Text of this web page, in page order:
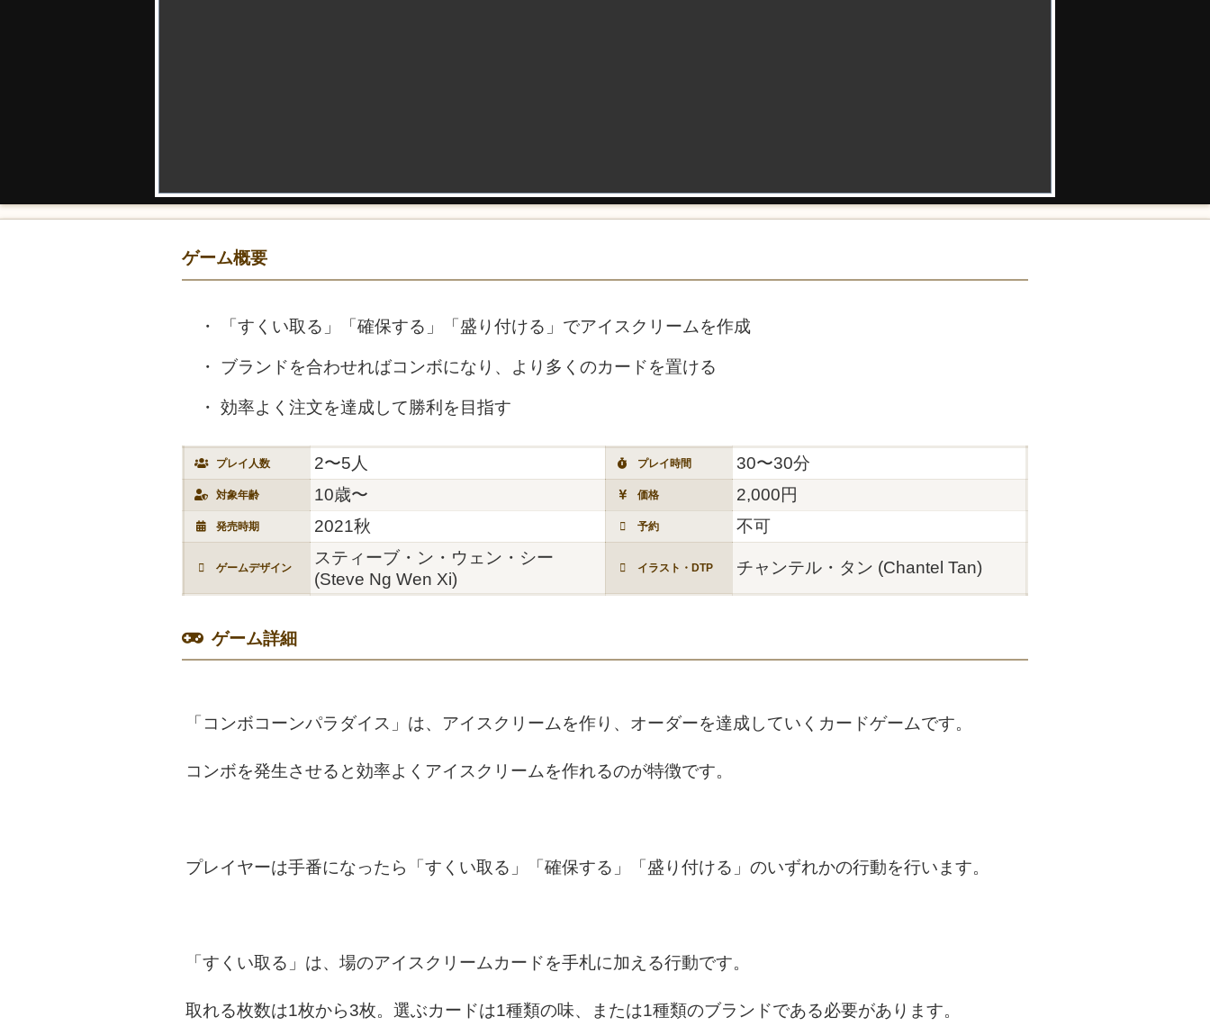
ゲーム概要
「すくい取る」「確保する」「盛り付ける」でアイスクリームを作成
ブランドを合わせればコンボになり、より多くのカードを置ける
効率よく注文を達成して勝利を目指す
プレイ人数 2〜5人 プレイ時間 30〜30分
対象年齢 10歳〜 価格 2,000円
発売時期 2021秋 予約 不可
ゲームデザイン
スティーブ・ン・ウェン・シー
(Steve Ng Wen Xi)
イラスト・DTP チャンテル・タン (Chantel Tan)
ゲーム詳細
「コンボコーンパラダイス」は、アイスクリームを作り、オーダーを達成していくカードゲームです。
コンボを発生させると効率よくアイスクリームを作れるのが特徴です。
プレイヤーは手番になったら「すくい取る」「確保する」「盛り付ける」のいずれかの行動を行います。
「すくい取る」は、場のアイスクリームカードを手札に加える行動です。
取れる枚数は1枚から3枚。選ぶカードは1種類の味、または1種類のブランドである必要があります。